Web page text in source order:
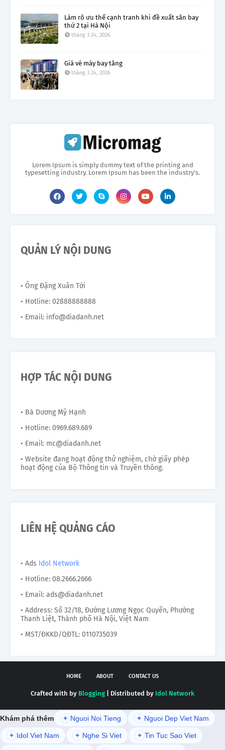
Làm rõ ưu thế cạnh tranh khi đề xuất sân bay
thứ 2 tại Hà Nội
tháng 3 24, 2026
Giá vé máy bay tăng
tháng 3 24, 2026
Lorem Ipsum is simply dummy text of the printing and
typesetting industry. Lorem Ipsum has been the industry's.
QUẢN LÝ NỘI DUNG
• Ông Đặng Xuân Tới
• Hotline: 02888888888
• Email: info@diadanh.net
HỢP TÁC NỘI DUNG
• Bà Dương Mỹ Hạnh
• Hotline: 0969.689.689
• Email: mc@diadanh.net
• Website đang hoạt động thử nghiệm, chờ giấy phép
hoạt động của Bộ Thông tin và Truyền thông.
LIÊN HỆ QUẢNG CÁO
• Ads Idol Network
• Hotline: 08.2666.2666
• Email: ads@diadanh.net
• Address: Số 32/18, Đường Lương Ngọc Quyến, Phường
Thanh Liệt, Thành phố Hà Nội, Việt Nam
• MST/ĐKKD/QĐTL: 0110735039
HOME ABOUT CONTACT US
Crafted with by Blogging | Distributed by Idol Network
Khám phá thêm + Nguoi Noi Tieng + Nguoi Dep Viet Nam
+ Idol Viet Nam + Nghe Si Viet + Tin Tuc Sao Viet